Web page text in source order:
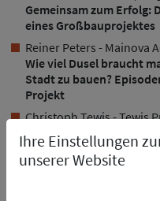
Gemeinsam zum Erfolg:
eines Großbauprojektes
Reiner Peters - Mainova
Wie viel Dusel braucht
Stadt zu bauen?
Projekt
Christoph Tewis - Tewis
Eine H₂-Offshore-
Forschung, Industrie,
zu bringen
Ihre Einstellungen
unserer Website